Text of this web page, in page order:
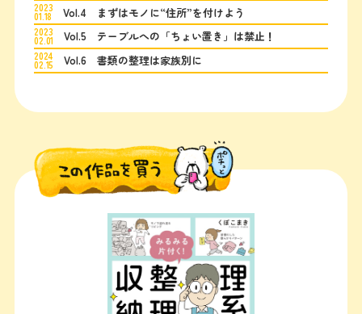
2023
01.18 Vol.4 まずはモノに“住所”を付けよう
2023
02.01 Vol.5 テーブルへの「ちょい置き」は禁止！
2024
02.15 Vol.6 書類の整理は家族別に